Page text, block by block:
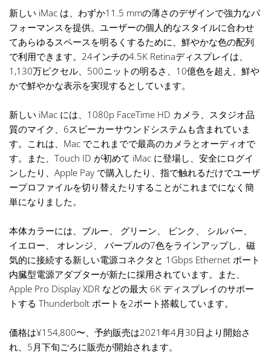
新しい iMac は、わずか11.5 mmの薄さのデザインで強力なパ
フォーマンスを提供。ユーザーの個人的なスタイルに合わせ
てあらゆるスペースを明るくするために、鮮やかな色の配列
で利用できます。24インチの4.5K Retinaディスプレイは、
1,130万ピクセル、500ニットの明るさ、10億色を超え、鮮や
かで鮮やかな表示を実現するとしています。
新しい iMac には、1080p FaceTime HD カメラ、スタジオ品
質のマイク、6スピーカーサウンドシステムも含まれていま
す。これは、Mac でこれまでで最高のカメラとオーディオで
す。また、Touch ID が初めて iMac に登場し、安全にログイ
ンしたり、Apple Pay で購入したり、指で触れるだけでユーザ
ープロファイルを切り替えたりすることがこれまでになく簡
単になりました。
本体カラーには、ブルー、 グリーン、 ピンク、 シルバー、
イエロー、 オレンジ、 パープルの7色をラインアップし、磁
気的に接続する新しい電源コネクタと 1Gbps Ethernet ポート
内臓型電源アダプターが新たに採用されています。また、
Apple Pro Display XDR などの最大 6K ディスプレイのサポー
トする Thunderbolt ポートを2ポート搭載しています。
価格は¥154,800〜、予約販売は2021年4月30日より開始さ
れ、5月下旬ごろに販売が開始されます。